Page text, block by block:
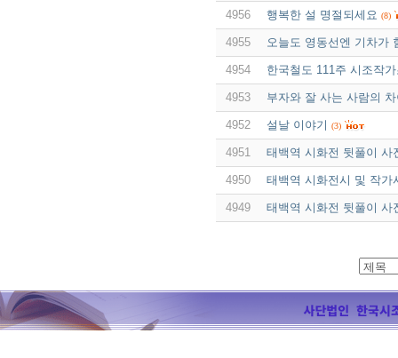
4956 행복한 설 명절되세요 (8)
4955 오늘도 영동선엔 기차가
4954 한국철도 111주 시조작
4953 부자와 잘 사는 사람의
4952 설날 이야기 (3)
4951 태백역 시화전 뒷풀이 사
4950 태백역 시화전시 및 작가
4949 태백역 시화전 뒷풀이 사